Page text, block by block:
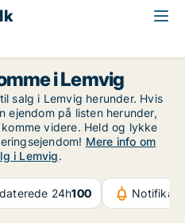
i Lemvig
salg i Lemvig herunder. Hvis
ejendom på listen herunder,
videre. Held og lykke
Mere info om
i Lemvig.
24h100